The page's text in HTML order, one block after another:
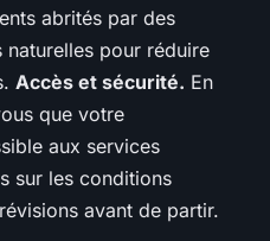
abrités par des
pour réduire
Accès et sécurité. En
que votre
aux services
sur les conditions
avant de partir.